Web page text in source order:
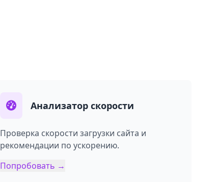
Анализатор скорости
Проверка скорости загрузки сайта и
рекомендации по ускорению.
Попробовать →